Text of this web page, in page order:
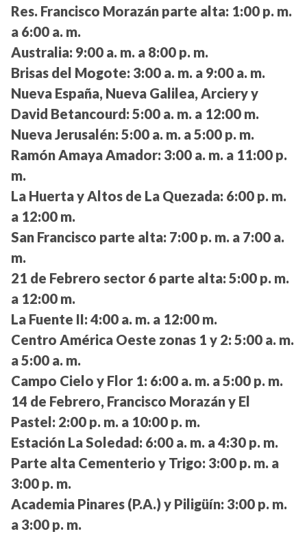
Res. Francisco Morazán parte alta: 1:00 p. m.
a 6:00 a. m.
Australia: 9:00 a. m. a 8:00 p. m.
Brisas del Mogote: 3:00 a. m. a 9:00 a. m.
Nueva España, Nueva Galilea, Arciery y
David Betancourd: 5:00 a. m. a 12:00 m.
Nueva Jerusalén: 5:00 a. m. a 5:00 p. m.
Ramón Amaya Amador: 3:00 a. m. a 11:00 p.
m.
La Huerta y Altos de La Quezada: 6:00 p. m.
a 12:00 m.
San Francisco parte alta: 7:00 p. m. a 7:00 a.
m.
21 de Febrero sector 6 parte alta: 5:00 p. m.
a 12:00 m.
La Fuente II: 4:00 a. m. a 12:00 m.
Centro América Oeste zonas 1 y 2: 5:00 a. m.
a 5:00 a. m.
Campo Cielo y Flor 1: 6:00 a. m. a 5:00 p. m.
14 de Febrero, Francisco Morazán y El
Pastel: 2:00 p. m. a 10:00 p. m.
Estación La Soledad: 6:00 a. m. a 4:30 p. m.
Parte alta Cementerio y Trigo: 3:00 p. m. a
3:00 p. m.
Academia Pinares (P.A.) y Piligüín: 3:00 p. m.
a 3:00 p. m.